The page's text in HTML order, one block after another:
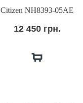
Citizen NH8393-05AE
12 450 грн.